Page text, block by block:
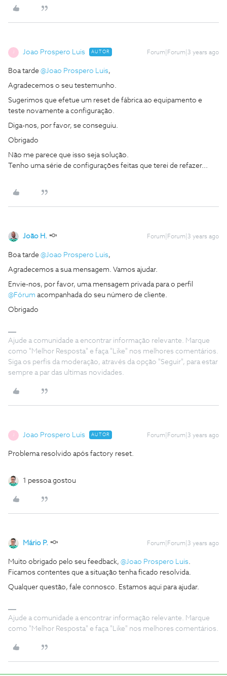
J Joao Prospero Luis AUTOR Forum|Forum|3 years ago
Boa tarde @Joao Prospero Luis,
Agradecemos o seu testemunho.
Sugerimos que efetue um reset de fábrica ao equipamento e
teste novamente a configuração.
Diga-nos, por favor, se conseguiu.
Obrigado
Não me parece que isso seja solução.
Tenho uma série de configurações feitas que terei de refazer...
João H. Forum|Forum|3 years ago
Boa tarde @Joao Prospero Luis,
Agradecemos a sua mensagem. Vamos ajudar.
Envie-nos, por favor, uma mensagem privada para o perfil
@Fórum acompanhada do seu número de cliente.
Obrigado
Ajude a comunidade a encontrar informação relevante. Marque
como "Melhor Resposta" e faça "Like" nos melhores comentários.
Siga os perfis da moderação, através da opção "Seguir", para estar
sempre a par das ultimas novidades.
J Joao Prospero Luis AUTOR Forum|Forum|3 years ago
Problema resolvido após factory reset.
1 pessoa gostou
Mário P. Forum|Forum|3 years ago
Muito obrigado pelo seu feedback, @Joao Prospero Luis.
Ficamos contentes que a situação tenha ficado resolvida.
Qualquer questão, fale connosco. Estamos aqui para ajudar.
Ajude a comunidade a encontrar informação relevante. Marque
como "Melhor Resposta" e faça "Like" nos melhores comentários.